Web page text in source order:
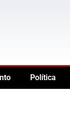
Política